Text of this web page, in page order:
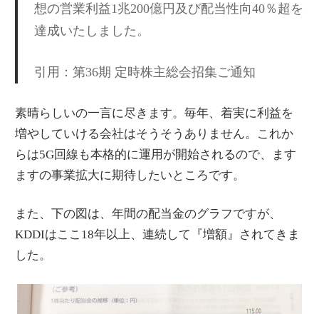
想の営業利益1兆200億円及び配当性向40％超を
達成いたしました。
引用：第36期 定時株主総会招集ご通知
素晴らしいの一言に尽きます。毎年、着実に利益を
増やしていける会社はそうそうありません。これか
らは5G回線も本格的に運用が開始されるので、ます
ますの事業拡大に期待したいところです。
また、下の図は、年間の配当金のグラフですが、
KDDIはここ18年以上、連続して『増額』されてきま
した。